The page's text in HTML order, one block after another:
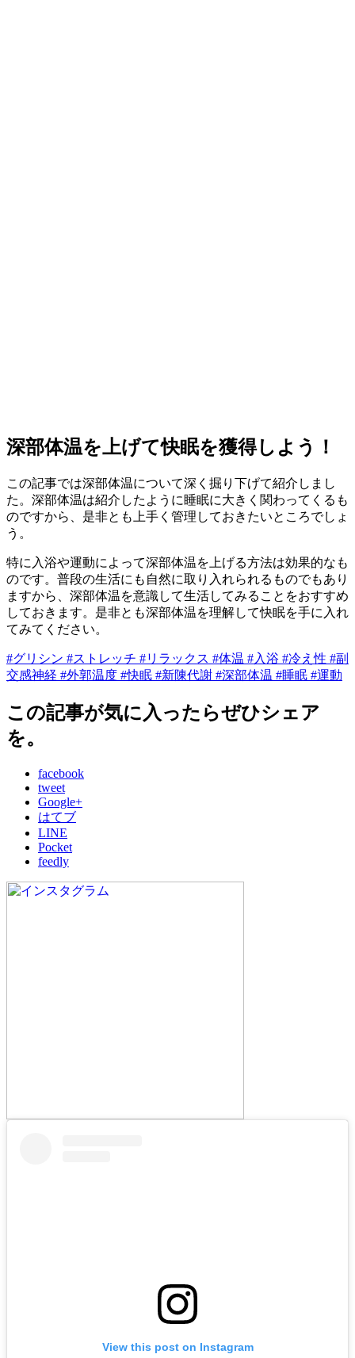
深部体温を上げて快眠を獲得しよう！
この記事では深部体温について深く掘り下げて紹介しまし
た。深部体温は紹介したように睡眠に大きく関わってくるも
のですから、是非とも上手く管理しておきたいところでしょ
う。
特に入浴や運動によって深部体温を上げる方法は効果的なも
のです。普段の生活にも自然に取り入れられるものでもあり
ますから、深部体温を意識して生活してみることをおすすめ
しておきます。是非とも深部体温を理解して快眠を手に入れ
てみてください。
#グリシン #ストレッチ #リラックス #体温 #入浴 #冷え性 #副
交感神経 #外郭温度 #快眠 #新陳代謝 #深部体温 #睡眠 #運動
この記事が気に入ったらぜひシェア
を。
facebook
tweet
Google+
はてブ
LINE
Pocket
feedly
View this post on Instagram